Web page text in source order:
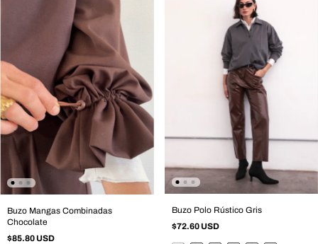
Buzo Mangas Combinadas
Chocolate
$85.80 USD
Buzo Polo Rústico Gris
$72.60 USD